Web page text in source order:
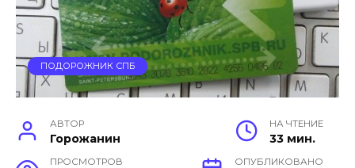
ПОДОРОЖНИК СПБ
АВТОР
Горожанин
НА ЧТЕНИЕ
33 мин.
ПРОСМОТРОВ ОПУБЛИКОВАНО